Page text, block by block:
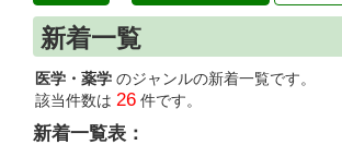
新着一覧
医学・薬学 のジャンルの新着一覧です。
該当件数は 26 件です。
新着一覧表：